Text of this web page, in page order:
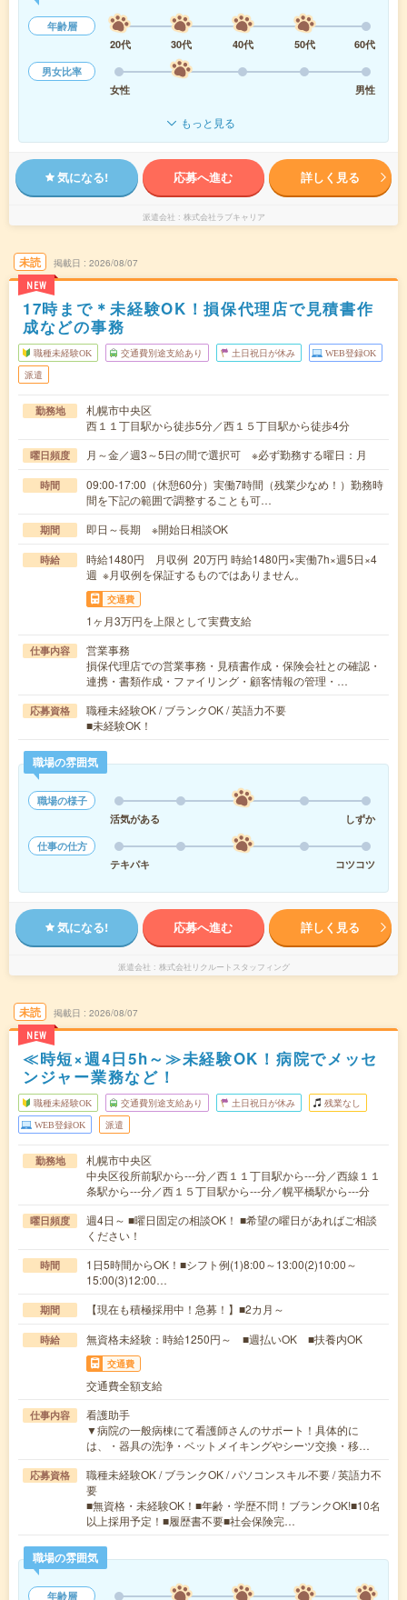
年齢層
20代
30代 40代 50代
60代
男女比率
女性
男性
もっと見る
気になる! 応募へ進む 詳しく見る
派遣会社 株式会社ラブキャリア
未読
NEW
掲載日 2026/08/07
17時まで＊未経験OK！損保代理店で見積書作
成などの事務
職種未経験OK 交通費別途支給あり 土日祝日が休み WEB登録OK
派遣
勤務地
札幌市中央区
西１１丁目駅から徒歩5分／西１５丁目駅から徒歩4分
曜日頻度 月～金／週3～5日の間で選択可 ※必ず勤務する曜日：月
時間
09:00-17:00（休憩60分）実働7時間（残業少なめ！）勤務時
間を下記の範囲で調整することも可…
期間 即日～長期 ※開始日相談OK
時給
時給1480円 月収例 20万円 時給1480円×実働7h×週5日×4
週 ※月収例を保証するものではありません。
交通費
1ヶ月3万円を上限として実費支給
仕事内容
営業事務
損保代理店での営業事務・見積書作成・保険会社との確認・
連携・書類作成・ファイリング・顧客情報の管理・…
応募資格
職種未経験OK / ブランクOK / 英語力不要
■未経験OK！
職場の雰囲気
職場の様子
活気がある
しずか
仕事の仕方
テキパキ
コツコツ
気になる! 応募へ進む 詳しく見る
派遣会社 株式会社リクルートスタッフィング
未読
NEW
掲載日 2026/08/07
≪時短×週4日5h～≫未経験OK！病院でメッセ
ンジャー業務など！
職種未経験OK 交通費別途支給あり 土日祝日が休み 残業なし
WEB登録OK 派遣
勤務地
札幌市中央区
中央区役所前駅から---分／西１１丁目駅から---分／西線１１
条駅から---分／西１５丁目駅から---分／幌平橋駅から---分
曜日頻度
週4日～ ■曜日固定の相談OK！ ■希望の曜日があればご相談
ください！
時間
1日5時間からOK！■シフト例(1)8:00～13:00(2)10:00～
15:00(3)12:00…
期間 【現在も積極採用中！急募！】■2カ月～
時給 無資格未経験：時給1250円～ ■週払いOK ■扶養内OK
交通費
交通費全額支給
仕事内容
看護助手
▼病院の一般病棟にて看護師さんのサポート！具体的に
は、・器具の洗浄・ベットメイキングやシーツ交換・移…
応募資格
職種未経験OK / ブランクOK / パソコンスキル不要 / 英語力不
要
■無資格・未経験OK！■年齢・学歴不問！ブランクOK!■10名
以上採用予定！■履歴書不要■社会保険完…
職場の雰囲気
年齢層